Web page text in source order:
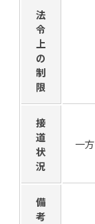
法
令
上
の
制
限
接
道
状
況
一
備
考